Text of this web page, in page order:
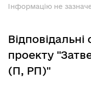
Інформацію не
Відповідальні
проекту
(П, РП)"